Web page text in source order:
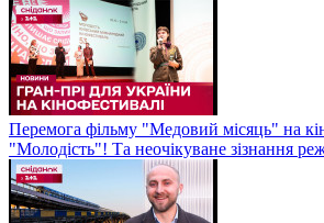
Перемога фільму "Медовий місяць" на
"Молодість"! Та неочікуване зізнання